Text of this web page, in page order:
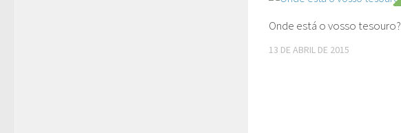
Onde está o vosso tesouro?
13 DE ABRIL DE 2015